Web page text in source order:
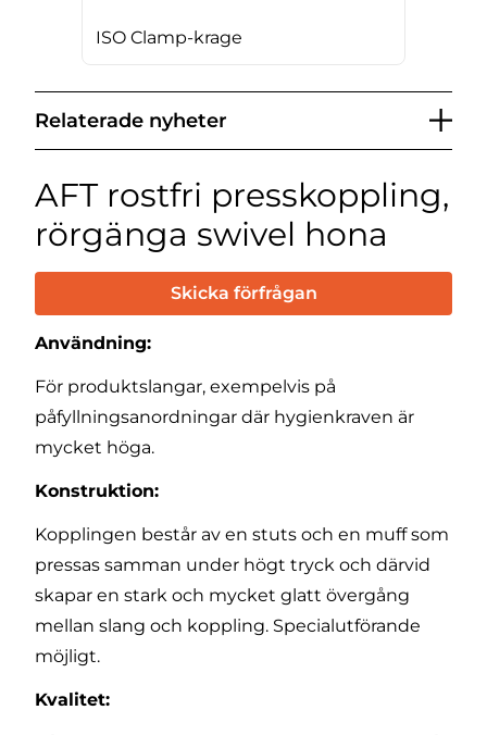
ISO Clamp-krage
Relaterade nyheter
AFT rostfri presskoppling,
rörgänga swivel hona
Skicka förfrågan
Användning:
För produktslangar, exempelvis på
påfyllningsanordningar där hygienkraven är
mycket höga.
Konstruktion:
Kopplingen består av en stuts och en muff som
pressas samman under högt tryck och därvid
skapar en stark och mycket glatt övergång
mellan slang och koppling. Specialutförande
möjligt.
Kvalitet: